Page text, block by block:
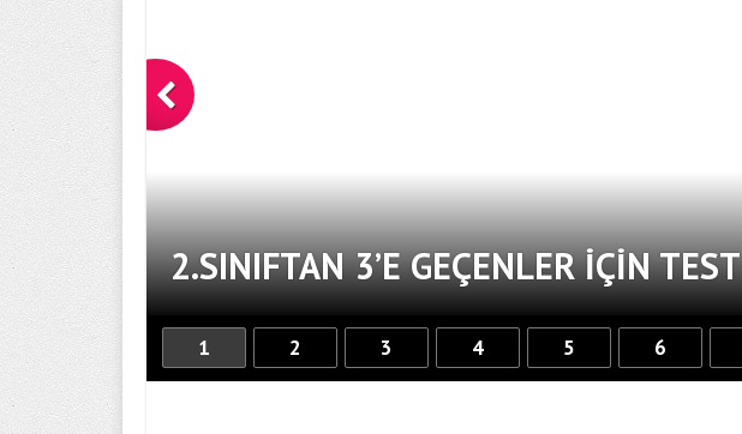
2.SINIFTAN 3’E GEÇENLER IÇIN TEST
1 2 3 4 5 6